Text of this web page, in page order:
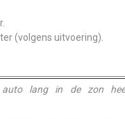
(volgens uitvoering).
auto lang in de zon